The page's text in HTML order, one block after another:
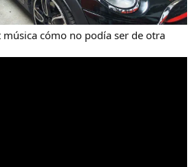
cómo no podía ser de otra